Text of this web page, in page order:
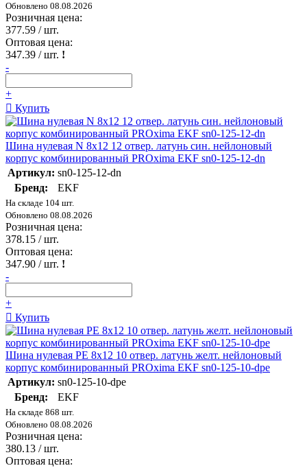
Обновлено 08.08.2026
Розничная цена:
377.59 / шт.
Оптовая цена:
347.39 / шт. !
-
+
Купить
Шина нулевая N 8х12 12 отвер. латунь син. нейлоновый
корпус комбинированный PROxima EKF sn0-125-12-dn
Артикул: sn0-125-12-dn
Бренд:
EKF
На складе 104 шт.
Обновлено 08.08.2026
Розничная цена:
378.15 / шт.
Оптовая цена:
347.90 / шт. !
-
+
Купить
Шина нулевая PE 8х12 10 отвер. латунь желт. нейлоновый
корпус комбинированный PROxima EKF sn0-125-10-dpe
Артикул: sn0-125-10-dpe
Бренд:
EKF
На складе 868 шт.
Обновлено 08.08.2026
Розничная цена:
380.13 / шт.
Оптовая цена: